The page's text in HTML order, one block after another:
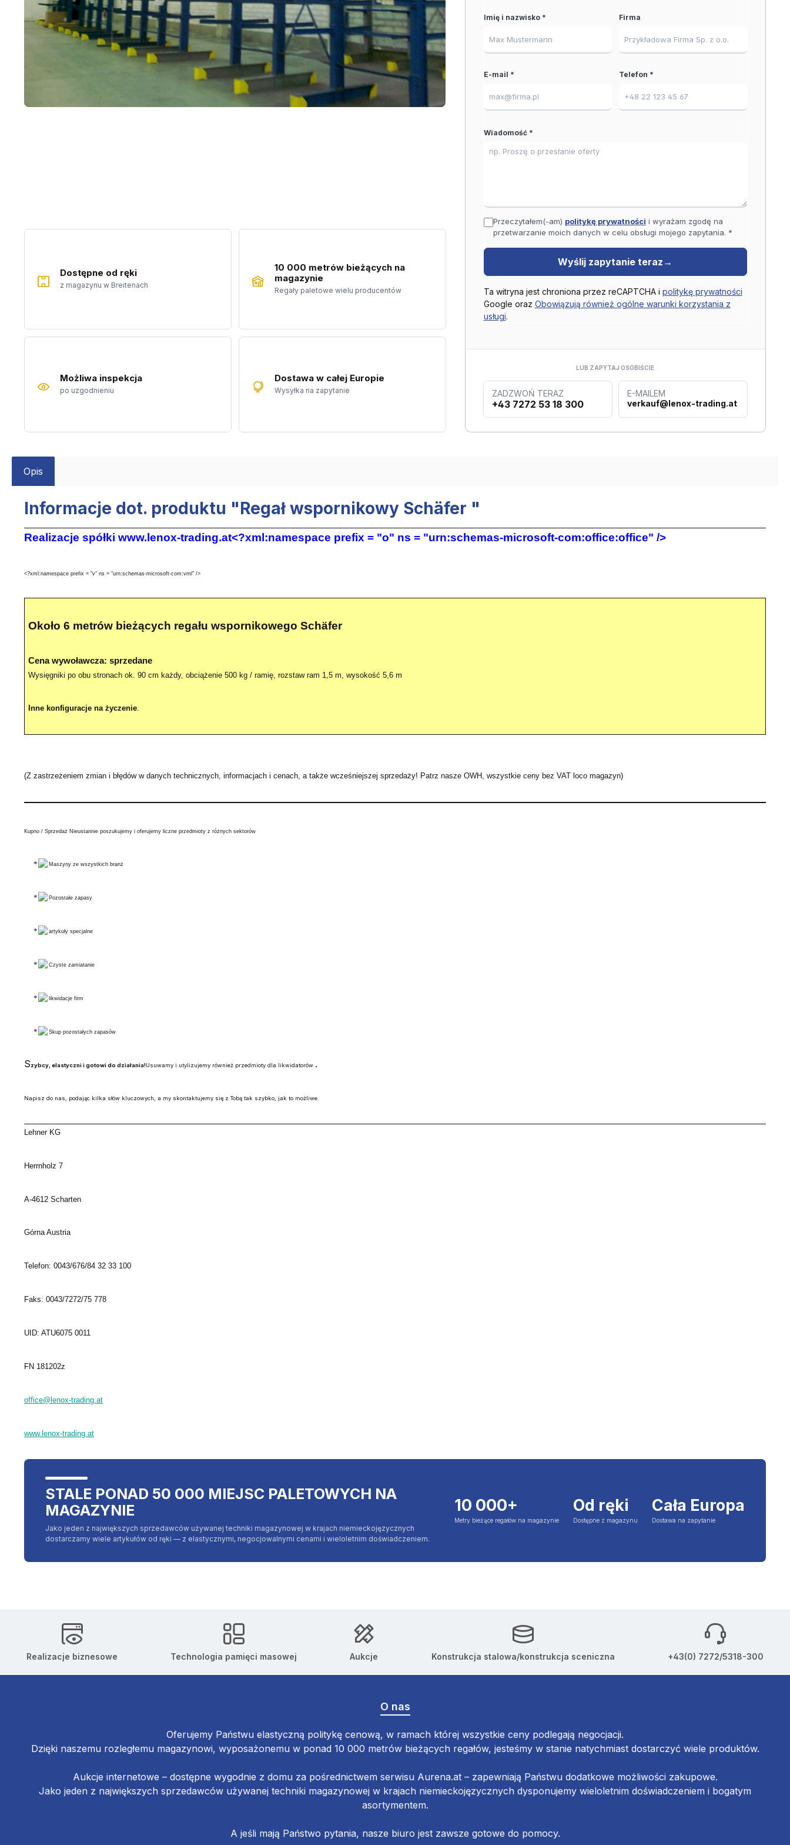
Imię i nazwisko * Firma
E-mail * Telefon *
Wiadomość *
Przeczytałem(-am) politykę prywatności i wyrażam zgodę na
przetwarzanie moich danych w celu obsługi mojego zapytania. *
Wyślij zapytanie teraz →
Ta witryna jest chroniona przez reCAPTCHA i politykę prywatności
Google oraz Obowiązują również ogólne warunki korzystania z
usługi.
LUB ZAPYTAJ OSOBIŚCIE
ZADZWOŃ TERAZ
+43 7272 53 18 300
E-MAILEM
verkauf@lenox-trading.at
Dostępne od ręki
z magazynu w Breitenach
10 000 metrów bieżących na
magazynie
Regały paletowe wielu producentów
Możliwa inspekcja
po uzgodnieniu
Dostawa w całej Europie
Wysyłka na zapytanie
Opis
Informacje dot. produktu "Regał wspornikowy Schäfer "
Realizacje spółki www.lenox-trading.at<?xml:namespace prefix = "o" ns = "urn:schemas-microsoft-com:office:office" />
<?xml:namespace prefix = "v" ns = "urn:schemas-microsoft-com:vml" />
Około 6 metrów bieżących regału wspornikowego Schäfer
Cena wywoławcza: sprzedane
Wysięgniki po obu stronach ok. 90 cm każdy, obciążenie 500 kg / ramię, rozstaw ram 1,5 m, wysokość 5,6 m
Inne konfiguracje na życzenie.
(Z zastrzeżeniem zmian i błędów w danych technicznych, informacjach i cenach, a także wcześniejszej sprzedaży! Patrz nasze OWH, wszystkie ceny bez VAT loco magazyn)
Kupno / Sprzedaż Nieustannie poszukujemy i oferujemy liczne przedmioty z różnych sektorów
Maszyny ze wszystkich branż
Pozostałe zapasy
artykuły specjalne
Czyste zamiatanie
likwidacje firm
Skup pozostałych zapasów
Szybcy, elastyczni i gotowi do działania!Usuwamy i utylizujemy również przedmioty dla likwidatorów .
Napisz do nas, podając kilka słów kluczowych, a my skontaktujemy się z Tobą tak szybko, jak to możliwe.
Lehner KG
Herrnholz 7
A-4612 Scharten
Górna Austria
Telefon: 0043/676/84 32 33 100
Faks: 0043/7272/75 778
UID: ATU6075 0011
FN 181202z
office@lenox-trading.at
www.lenox-trading.at
STALE PONAD 50 000 MIEJSC PALETOWYCH NA
MAGAZYNIE
Jako jeden z największych sprzedawców używanej techniki magazynowej w krajach niemieckojęzycznych
dostarczamy wiele artykułów od ręki — z elastycznymi, negocjowalnymi cenami i wieloletnim doświadczeniem.
10 000+
Metry bieżące regałów na magazynie
Od ręki
Dostępne z magazynu
Cała Europa
Dostawa na zapytanie
Realizacje biznesowe Technologia pamięci masowej Aukcje Konstrukcja stalowa/konstrukcja sceniczna +43(0) 7272/5318-300
O nas
Oferujemy Państwu elastyczną politykę cenową, w ramach której wszystkie ceny podlegają negocjacji.
Dzięki naszemu rozległemu magazynowi, wyposażonemu w ponad 10 000 metrów bieżących regałów, jesteśmy w stanie natychmiast dostarczyć wiele produktów.
Aukcje internetowe – dostępne wygodnie z domu za pośrednictwem serwisu Aurena.at – zapewniają Państwu dodatkowe możliwości zakupowe.
Jako jeden z największych sprzedawców używanej techniki magazynowej w krajach niemieckojęzycznych dysponujemy wieloletnim doświadczeniem i bogatym
asortymentem.
A jeśli mają Państwo pytania, nasze biuro jest zawsze gotowe do pomocy.